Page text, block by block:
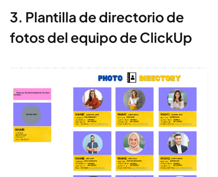
3. Plantilla de directorio de
fotos del equipo de ClickUp